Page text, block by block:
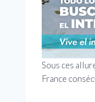
Sous ces
France